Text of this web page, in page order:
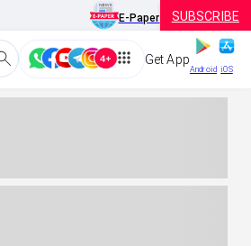
E-Paper SUBSCRIBE
Get App
Android iOS